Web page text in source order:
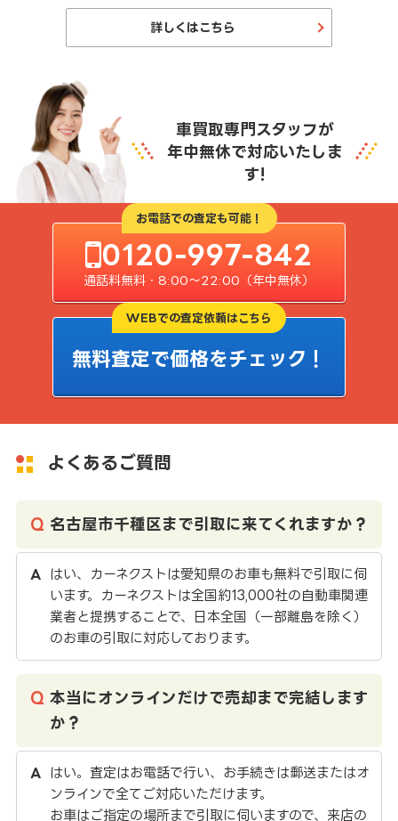
詳しくはこちら
車買取専門スタッフが
年中無休で対応いたしま
す!
お電話での査定も可能！
0120-997-842
通話料無料・8:00〜22:00（年中無休）
WEBでの査定依頼はこちら
無料査定で価格をチェック！
よくあるご質問
名古屋市千種区まで引取に来てくれますか？
はい、カーネクストは愛知県のお車も無料で引取に伺
います。カーネクストは全国約13,000社の自動車関連
業者と提携することで、日本全国（一部離島を除く）
のお車の引取に対応しております。
本当にオンラインだけで売却まで完結します
か？
はい。査定はお電話で行い、お手続きは郵送またはオ
ンラインで全てご対応いただけます。
お車はご指定の場所まで引取に伺いますので、来店の